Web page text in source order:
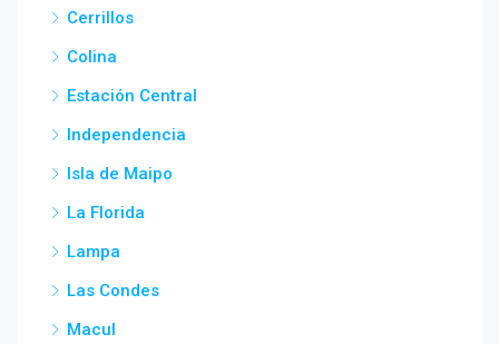
Cerrillos
Colina
Estación Central
Independencia
Isla de Maipo
La Florida
Lampa
Las Condes
Macul